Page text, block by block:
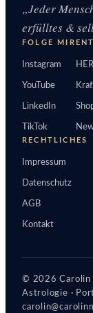
„Jeder
erfülltes &
FOLGE MIR
Instagram
YouTube
LinkedIn
TikTok
RECHTLICHES
Impressum
Datenschutz
AGB
Kontakt
© 2026 Carolin
Astrologie ·